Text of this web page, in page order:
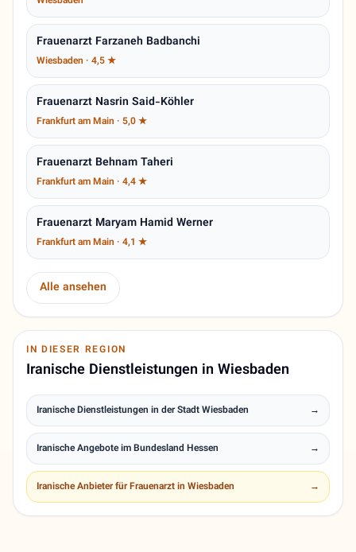
Frauenarzt Farzaneh Badbanchi
Wiesbaden · 4,5 ★
Frauenarzt Nasrin Said-Köhler
Frankfurt am Main · 5,0 ★
Frauenarzt Behnam Taheri
Frankfurt am Main · 4,4 ★
Frauenarzt Maryam Hamid Werner
Frankfurt am Main · 4,1 ★
Alle ansehen
IN DIESER REGION
Iranische Dienstleistungen in Wiesbaden
Iranische Dienstleistungen in der Stadt Wiesbaden →
Iranische Angebote im Bundesland Hessen →
Iranische Anbieter für Frauenarzt in Wiesbaden →